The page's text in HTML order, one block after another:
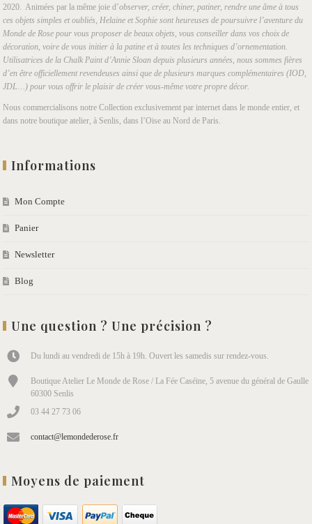
2020. Animées par la même joie d’observer, créer, chiner, patiner, rendre une âme à tous
ces objets simples et oubliés, Helaine et Sophie sont heureuses de poursuivre l’aventure du
Monde de Rose pour vous proposer de beaux objets, vous conseiller dans vos choix de
décoration, voire de vous initier à la patine et à toutes les techniques d’ornementation.
Utilisatrices de la Chalk Paint d’Annie Sloan depuis plusieurs années, nous sommes fières
d’en être officiellement revendeuses ainsi que de plusieurs marques complémentaires (IOD,
JDL…) pour vous offrir le plaisir de créer vous-même votre propre décor.
Nous commercialisons notre Collection exclusivement par internet dans le monde entier, et
dans notre boutique atelier, à Senlis, dans l’Oise au Nord de Paris.
Informations
Mon Compte
Panier
Newsletter
Blog
Une question ? Une précision ?
Du lundi au vendredi de 15h à 19h. Ouvert les samedis sur rendez-vous.
Boutique Atelier Le Monde de Rose / La Fée Caséine, 5 avenue du général de Gaulle
60300 Senlis
03 44 27 73 06
contact@lemondederose.fr
Moyens de paiement